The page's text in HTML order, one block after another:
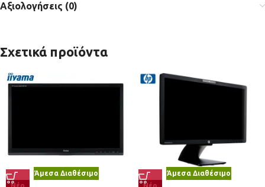
Αξιολογήσεις (0)
Σχετικά προϊόντα
Άμεσα Διαθέσιμο
Άμεσα Διαθέσιμο
Νέο